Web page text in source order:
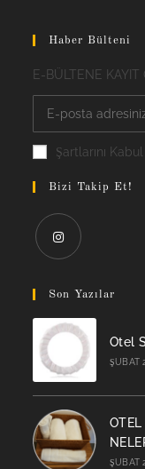
Haber Bülteni
E-BÜLTENE KAYIT
Şartlarını
Bizi Takip Et!
in
new
tab
Son Yazılar
Otel
ŞUBAT
ŞUBAT